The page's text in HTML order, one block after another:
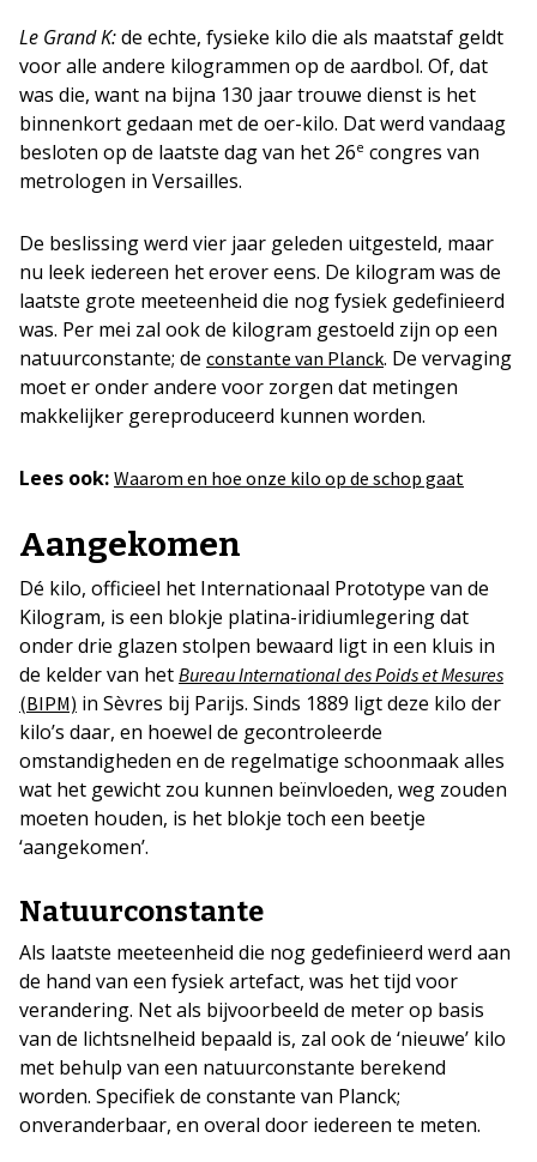
Le Grand K:de echte, fysieke kilo die als maatstaf geldt
voor alle andere kilogrammen op de aardbol. Of, dat
was die, want na bijna 130 jaar trouwe dienst is het
binnenkort gedaan met de oer-kilo. Dat werd vandaag
besloten op de laatste dag van het 26e congres van
metrologen in Versailles.
De beslissing werd vier jaar geleden uitgesteld, maar
nu leek iedereen het erover eens. De kilogram was de
laatste grote meeteenheid die nog fysiek gedefinieerd
was. Per mei zal ook de kilogram gestoeld zijn op een
natuurconstante; de constante van Planck. De vervaging
moet er onder andere voor zorgen dat metingen
makkelijker gereproduceerd kunnen worden.
Lees ook: Waarom en hoe onze kilo op de schop gaat
Aangekomen
Dé kilo, officieel het Internationaal Prototype van de
Kilogram, is een blokje platina-iridiumlegering dat
onder drie glazen stolpen bewaard ligt in een kluis in
de kelder van het Bureau International des Poids et Mesures
(BIPM) in Sèvres bij Parijs. Sinds 1889 ligt deze kilo der
kilo’s daar, en hoewel de gecontroleerde
omstandigheden en de regelmatige schoonmaak alles
wat het gewicht zou kunnen beïnvloeden, weg zouden
moeten houden, is het blokje toch een beetje
‘aangekomen’.
Natuurconstante
Als laatste meeteenheid die nog gedefinieerd werd aan
de hand van een fysiek artefact, was het tijd voor
verandering. Net als bijvoorbeeld de meter op basis
van de lichtsnelheid bepaald is, zal ook de ‘nieuwe’ kilo
met behulp van een natuurconstante berekend
worden. Specifiek de constante van Planck;
onveranderbaar, en overal door iedereen te meten.